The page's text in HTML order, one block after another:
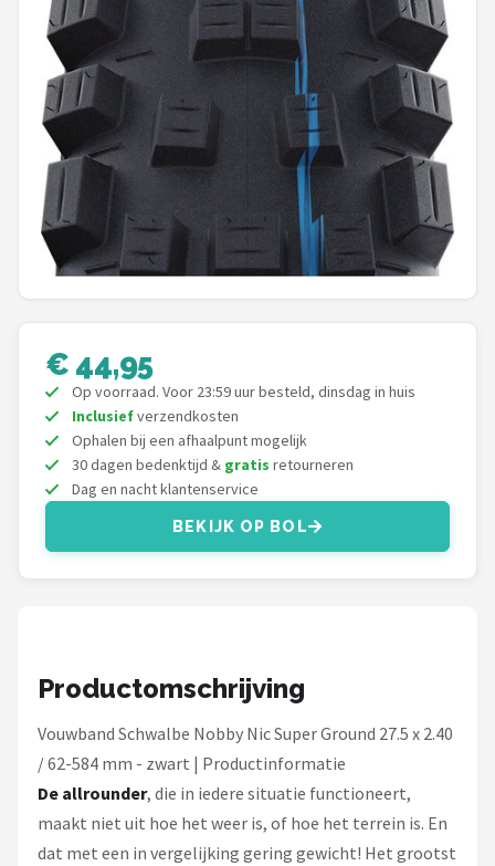
BBB Cycling
Schwalbe
Voltano
Shimano
Cortina
€ 44,95
Op voorraad. Voor 23:59 uur besteld, dinsdag in huis
Inclusiefverzendkosten
Ophalen bij een afhaalpunt mogelijk
30 dagen bedenktijd & gratis retourneren
Dag en nacht klantenservice
BEKIJK OP BOL
Productomschrijving
Vouwband Schwalbe Nobby Nic Super Ground 27.5 x 2.40
/ 62-584 mm - zwart | Productinformatie
De allrounder, die in iedere situatie functioneert,
maakt niet uit hoe het weer is, of hoe het terrein is. En
dat met een in vergelijking gering gewicht! Het grootst